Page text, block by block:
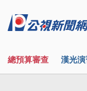
總預算審查 漢光演